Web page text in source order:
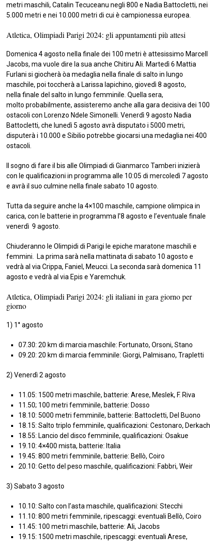
metri maschili, Catalin Tecuceanu negli 800 e Nadia Battocletti, nei
5.000 metri e nei 10.000 metri di cui è campionessa europea.
Atletica, Olimpiadi Parigi 2024: gli appuntamenti più attesi
Domenica 4 agosto nella finale dei 100 metri è attesissimo Marcell
Jacobs, ma vuole dire la sua anche Chitiru Ali. Martedì 6 Mattia
Furlani si giocherà òa medaglia nella finale di salto in lungo
maschile, poi toccherà a Larissa Iapichino, giovedì 8 agosto,
nella finale del salto in lungo femminile. Quella sera,
molto probabilmente, assisteremo anche alla gara decisiva dei 100
ostacoli con Lorenzo Ndele Simonelli. Venerdì 9 agosto Nadia
Battocletti, che lunedì 5 agosto avrà disputato i 5000 metri,
disputerà i 10.000 e Sibilio potrebbe giocarsi una medaglia nei 400
ostacoli.
Il sogno di fare il bis alle Olimpiadi di Gianmarco Tamberi inizierà
con le qualificazioni in programma alle 10:05 di mercoledì 7 agosto
e avrà il suo culmine nella finale sabato 10 agosto.
Tutta da seguire anche la 4×100 maschile, campione olimpica in
carica, con le batterie in programma l’8 agosto e l’eventuale finale
venerdì 9 agosto.
Chiuderanno le Olimpidi di Parigi le epiche maratone maschili e
femmini. La prima sarà nella mattinata di sabato 10 agosto e
vedrà al via Crippa, Faniel, Meucci. La seconda sarà domenica 11
agosto e vedrà al via Epis e Yaremchuk.
Atletica, Olimpiadi Parigi 2024: gli italiani in gara giorno per
giorno
1) 1° agosto
07.30: 20 km di marcia maschile: Fortunato, Orsoni, Stano
09.20: 20 km di marcia femminile: Giorgi, Palmisano, Trapletti
2) Venerdì 2 agosto
11.05: 1500 metri maschile, batterie: Arese, Meslek, F. Riva
11.50; 100 metri femminile, batterie: Dosso
18.10: 5000 metri femminile, batterie: Battocletti, Del Buono
18.15: Salto triplo femminile, qualificazioni: Cestonaro, Derkach
18.55: Lancio del disco femminile, qualificazioni: Osakue
19.10: 4×400 mista, batterie: Italia
19.45: 800 metri femminile, batterie: Bellò, Coiro
20.10: Getto del peso maschile, qualificazioni: Fabbri, Weir
3) Sabato 3 agosto
10.10: Salto con l’asta maschile, qualificazioni: Stecchi
11.10: 800 metri femminile, ripescaggi: eventuali Bellò, Coiro
11.45: 100 metri maschile, batterie: Ali, Jacobs
19.15: 1500 metri maschile, ripescaggi: eventuali Arese,